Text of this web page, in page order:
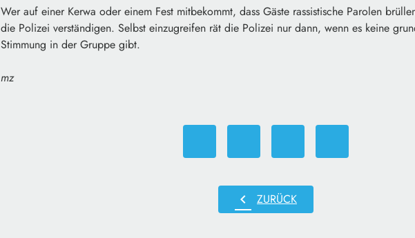
Wer auf einer Kerwa oder einem Fest mitbekommt, dass Gäste rassistische Parolen
die Polizei verständigen. Selbst einzugreifen rät die Polizei nur dann, wenn es keine
Stimmung in der Gruppe gibt.
mz
chevron_left ZURÜCK